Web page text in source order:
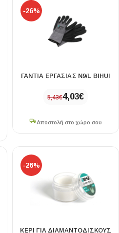
-26%
ΓΑΝΤΙΑ ΕΡΓΑΣΙΑΣ N9/L BIHUI
5,43€4,03€
Αποστολή στο χώρο σου
-26%
ΚΕΡΙ ΓΙΑ ΔΙΑΜΑΝΤΟΔΙΣΚΟΥΣ